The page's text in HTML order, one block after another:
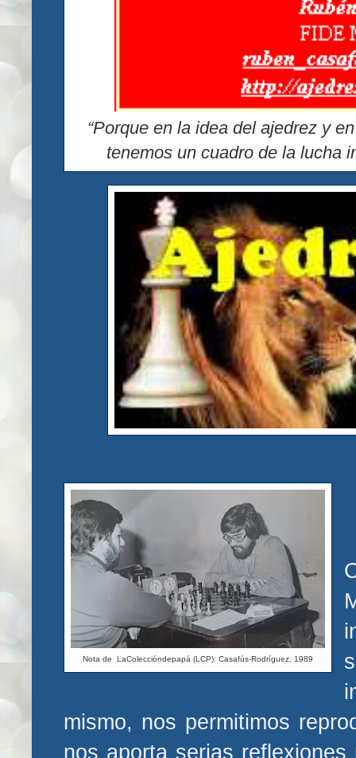
“Porque en la idea del ajedrez y
tenemos un cuadro de la lucha
Nota de LaColeccióndepapá (LCP): Casafús-Rodríguez, 1989
mismo, nos permitimos
nos aporta serias